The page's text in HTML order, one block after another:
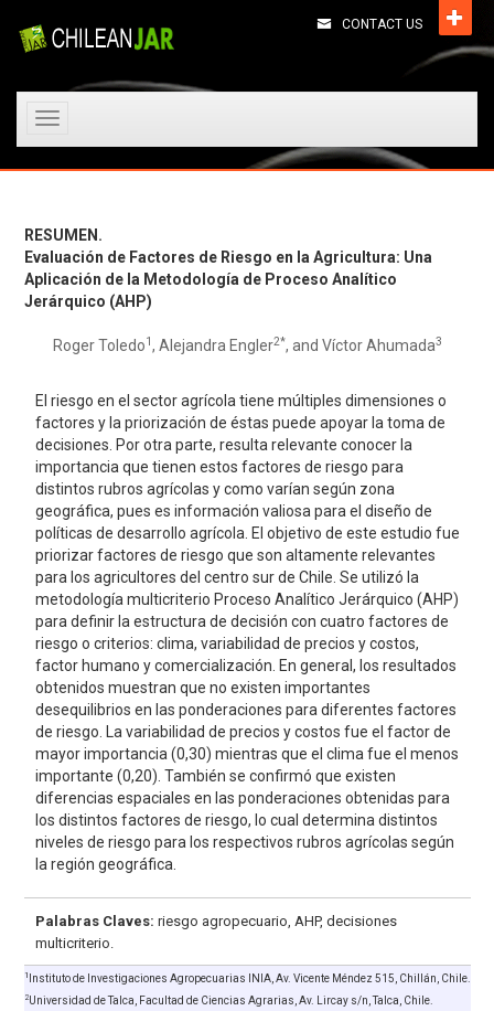
CONTACT US
Toggle
RESUMEN.
Evaluación de Factores de Riesgo en la Agricultura: Una
Aplicación de la Metodología de Proceso Analítico
Jerárquico (AHP)
Roger Toledo1, Alejandra Engler2*, and Víctor Ahumada3
El riesgo en el sector agrícola tiene múltiples dimensiones o
factores y la priorización de éstas puede apoyar la toma de
decisiones. Por otra parte, resulta relevante conocer la
importancia que tienen estos factores de riesgo para
distintos rubros agrícolas y como varían según zona
geográfica, pues es información valiosa para el diseño de
políticas de desarrollo agrícola. El objetivo de este estudio fue
priorizar factores de riesgo que son altamente relevantes
para los agricultores del centro sur de Chile. Se utilizó la
metodología multicriterio Proceso Analítico Jerárquico (AHP)
para definir la estructura de decisión con cuatro factores de
riesgo o criterios: clima, variabilidad de precios y costos,
factor humano y comercialización. En general, los resultados
obtenidos muestran que no existen importantes
desequilibrios en las ponderaciones para diferentes factores
de riesgo. La variabilidad de precios y costos fue el factor de
mayor importancia (0,30) mientras que el clima fue el menos
importante (0,20). También se confirmó que existen
diferencias espaciales en las ponderaciones obtenidas para
los distintos factores de riesgo, lo cual determina distintos
niveles de riesgo para los respectivos rubros agrícolas según
la región geográfica.
Palabras Claves: riesgo agropecuario, AHP, decisiones
multicriterio.
1 Instituto de Investigaciones Agropecuarias INIA, Av. Vicente Méndez 515, Chillán, Chile.
2Universidad de Talca, Facultad de Ciencias Agrarias, Av. Lircay s/n, Talca, Chile.